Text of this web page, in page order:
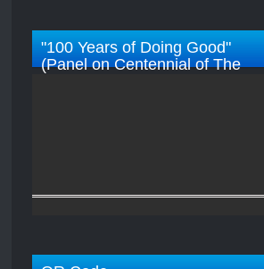
"100 Years of Doing Good"
(Panel on Centennial of The